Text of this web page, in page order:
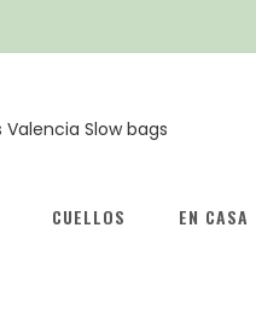
CUELLOS EN CASA